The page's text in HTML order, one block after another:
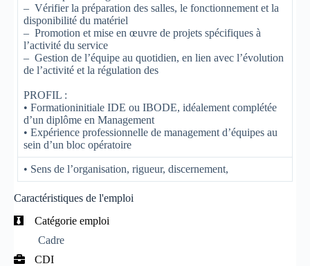
– Vérifier la préparation des salles, le fonctionnement et la
disponibilité du matériel
– Promotion et mise en œuvre de projets spécifiques à
l’activité du service
– Gestion de l’équipe au quotidien, en lien avec l’évolution
de l’activité et la régulation des
PROFIL :
• Formationinitiale IDE ou IBODE, idéalement complétée
d’un diplôme en Management
• Expérience professionnelle de management d’équipes au
sein d’un bloc opératoire
• Sens de l’organisation, rigueur, discernement,
Caractéristiques de l'emploi
Catégorie emploi
Cadre
CDI